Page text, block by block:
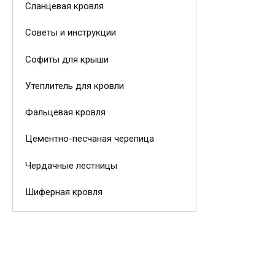
Сланцевая кровля
Советы и инструкции
Софиты для крыши
Утеплитель для кровли
Фальцевая кровля
Цементно-песчаная черепица
Чердачные лестницы
Шиферная кровля